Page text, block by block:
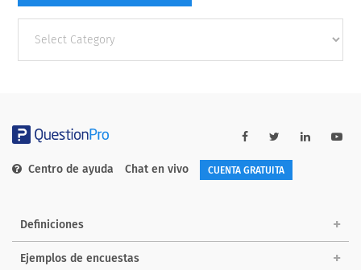
categories
Centro de ayuda Chat en vivo CUENTA GRATUITA
Definiciones
Ejemplos de encuestas